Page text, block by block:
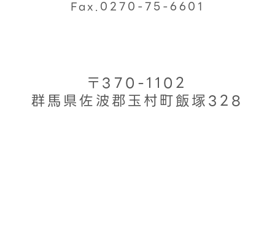
Fax.0270-75-6601
〒370-1102
群馬県佐波郡玉村町飯塚328